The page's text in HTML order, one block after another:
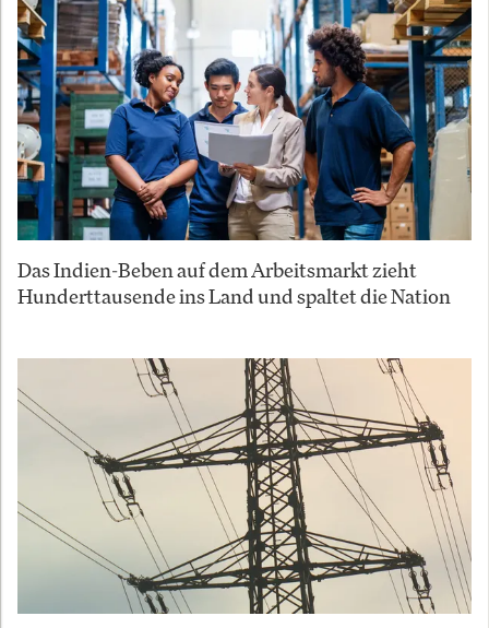
Das Indien-Beben auf dem Arbeitsmarkt zieht
Hunderttausende ins Land und spaltet die Nation